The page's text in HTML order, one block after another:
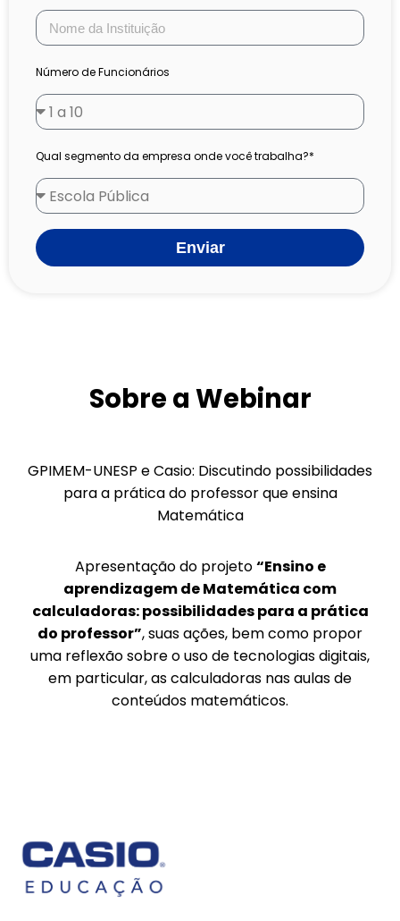
Número de Funcionários
Qual segmento da empresa onde você trabalha?*
Enviar
Sobre a Webinar
GPIMEM-UNESP e Casio: Discutindo possibilidades
para a prática do professor que ensina
Matemática
Apresentação do projeto“Ensino e
aprendizagem de Matemática com
calculadoras: possibilidades para a prática
do professor”, suas ações, bem como propor
uma reflexão sobre o uso de tecnologias digitais,
em particular, as calculadoras nas aulas de
conteúdos matemáticos.